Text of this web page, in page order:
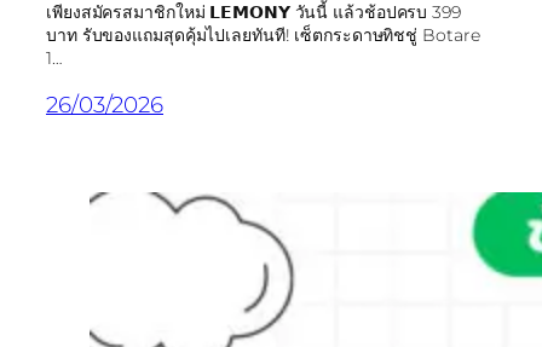
เพียงสมัครสมาชิกใหม่ 𝗟𝗘𝗠𝗢𝗡𝗬 วันนี้ แล้วช้อปครบ 399
บาท รับของแถมสุดคุ้มไปเลยทันที! เซ็ตกระดาษทิชชู่ Botare
1…
26/03/2026